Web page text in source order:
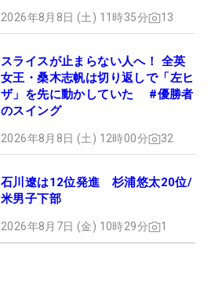
2026年8月8日 (土) 11時35分 13
スライスが止まらない人へ！ 全英
女王・桑木志帆は切り返しで「左ヒ
ザ」を先に動かしていた #優勝者
のスイング
2026年8月8日 (土) 12時00分 32
石川遼は12位発進 杉浦悠太20位/
米男子下部
2026年8月7日 (金) 10時29分 1